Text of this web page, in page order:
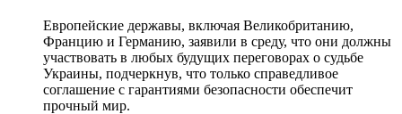
Европейские державы, включая Великобританию,
Францию и Германию, заявили в среду, что они должны
участвовать в любых будущих переговорах о судьбе
Украины, подчеркнув, что только справедливое
соглашение с гарантиями безопасности обеспечит
прочный мир.